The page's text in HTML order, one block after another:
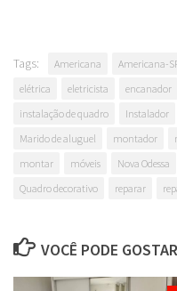
Tags: Americana Americana-
elétrica
eletricista encanador
instalação de quadro
Instalador
Marido de aluguel
montador
montar
móveis Nova Odessa
Quadro decorativo
reparar
VOCÊ PODE